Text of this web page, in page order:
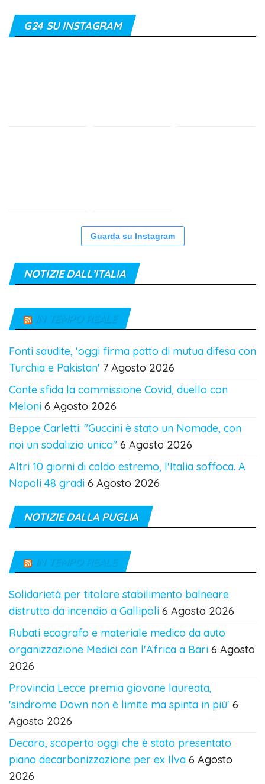
G24 SU INSTAGRAM
Guarda su Instagram
NOTIZIE DALL’ITALIA
IN TEMPO REALE
Fonti saudite, 'oggi firma patto di mutua difesa con
Turchia e Pakistan' 7 Agosto 2026
Conte sfida la commissione Covid, duello con
Meloni 6 Agosto 2026
Beppe Carletti: "Guccini è stato un Nomade, con
noi un sodalizio unico" 6 Agosto 2026
Altri 10 giorni di caldo estremo, l'Italia soffoca. A
Napoli 48 gradi 6 Agosto 2026
NOTIZIE DALLA PUGLIA
IN TEMPO REALE
Solidarietà per titolare stabilimento balneare
distrutto da incendio a Gallipoli 6 Agosto 2026
Rubati ecografo e materiale medico da auto
organizzazione Medici con l'Africa a Bari 6 Agosto
2026
Provincia Lecce premia giovane laureata,
'sindrome Down non è limite ma spinta in più' 6
Agosto 2026
Decaro, scoperto oggi che è stato presentato
piano decarbonizzazione per ex Ilva 6 Agosto
2026